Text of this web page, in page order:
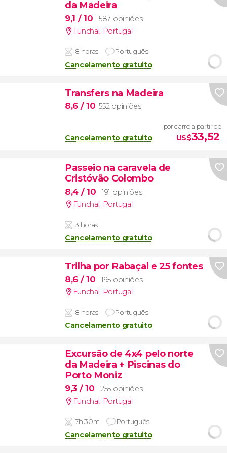
da Madeira
9,1 / 10
587 opiniões
Funchal, Portugal
8 horas Português
Cancelamento gratuito
Transfers na Madeira
8,6 / 10 552 opiniões
Cancelamento gratuito
por carro a partir de
US$33,52
Passeio na caravela de
Cristóvão Colombo
8,4 / 10
191 opiniões
Funchal, Portugal
3 horas
Cancelamento gratuito
Trilha por Rabaçal e 25 fontes
8,6 / 10
195 opiniões
Funchal, Portugal
8 horas Português
Cancelamento gratuito
Excursão de 4x4 pelo norte
da Madeira + Piscinas do
Porto Moniz
9,3 / 10
255 opiniões
Funchal, Portugal
7h 30m Português
Cancelamento gratuito